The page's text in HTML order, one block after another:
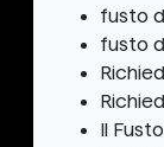
fusto
fusto
Il